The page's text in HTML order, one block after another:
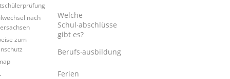
nach
zum
Welche
Schul∙abschlüsse
gibt es?
Berufs∙ausbildung
Ferien